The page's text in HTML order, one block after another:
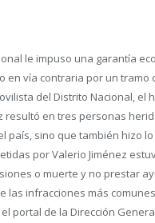
le impuso una garantía
en vía contraria por un tramo
del Distrito Nacional, el
resultó en tres personas
país, sino que también hizo
por Valerio Jiménez
o muerte y no prestar
las infracciones más
portal de la Dirección